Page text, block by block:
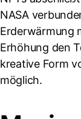
NASA
Erderwärmung
Erhöhung den
kreative Form
möglich.